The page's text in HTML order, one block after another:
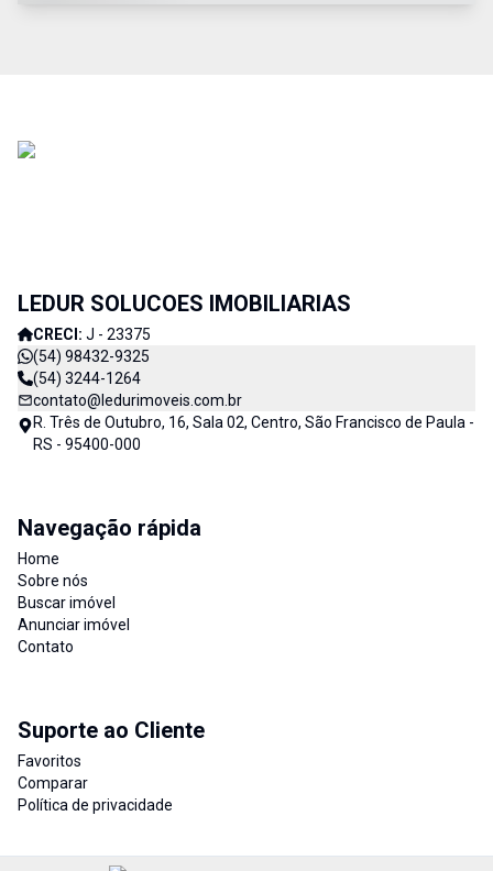
LEDUR SOLUCOES IMOBILIARIAS
CRECI: J - 23375
(54) 98432-9325
(54) 3244-1264
contato@ledurimoveis.com.br
R. Três de Outubro, 16, Sala 02, Centro, São Francisco de Paula -
RS - 95400-000
Navegação rápida
Home
Sobre nós
Buscar imóvel
Anunciar imóvel
Contato
Suporte ao Cliente
Favoritos
Comparar
Política de privacidade